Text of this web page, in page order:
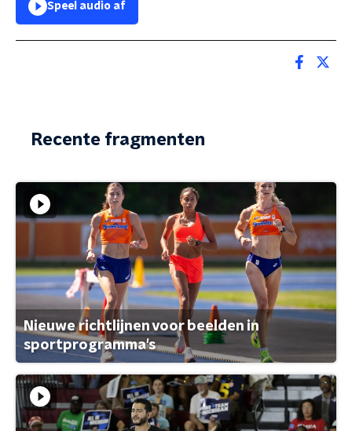
Speel audio af
Recente fragmenten
Nieuwe richtlijnen voor beelden in
sportprogramma's